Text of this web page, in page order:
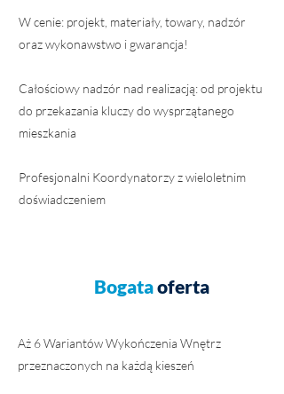
W cenie: projekt, materiały, towary, nadzór
oraz wykonawstwo i gwarancja!
Całościowy nadzór nad realizacją: od projektu
do przekazania kluczy do wysprzątanego
mieszkania
Profesjonalni Koordynatorzy z wieloletnim
doświadczeniem
Bogataoferta
Aż 6 Wariantów Wykończenia Wnętrz
przeznaczonych na każdą kieszeń